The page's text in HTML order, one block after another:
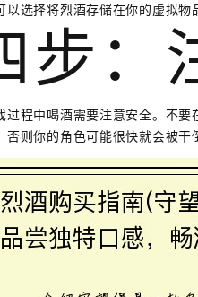
以选择将烈酒存储在你的虚拟物
步：
过程中喝酒需要注意安全。不
则你的角色可能很快就会被干